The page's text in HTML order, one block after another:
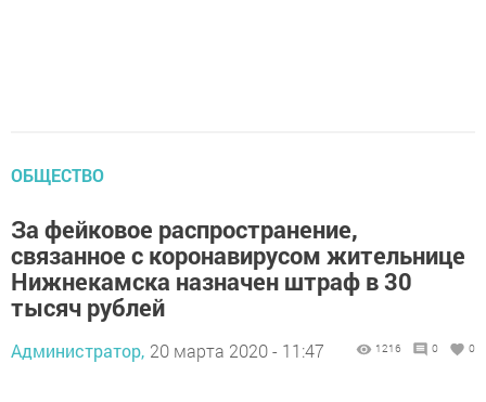
ОБЩЕСТВО
За фейковое распространение,
связанное с коронавирусом жительнице
Нижнекамска назначен штраф в 30
тысяч рублей
Администратор, 20 марта 2020 - 11:47 1216 0 0